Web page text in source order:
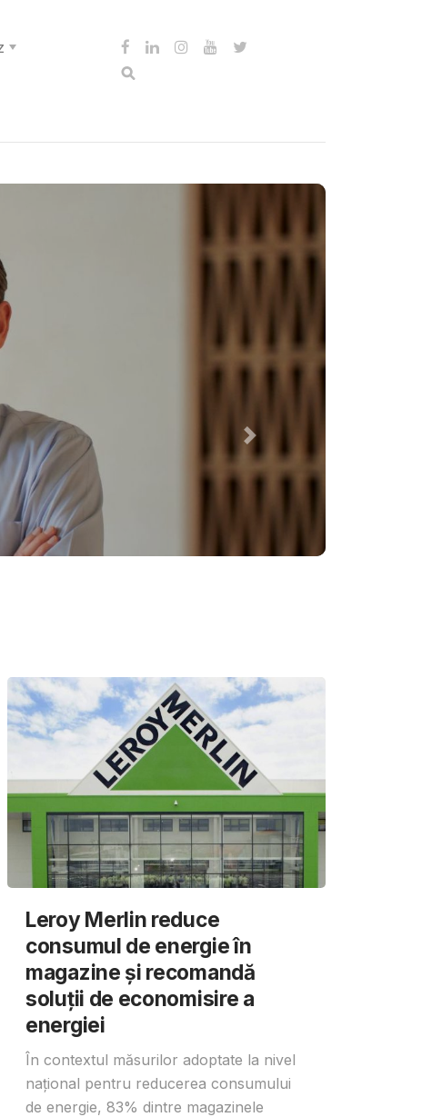
Leroy Merlin reduce
consumul de energie în
magazine și recomandă
soluții de economisire a
energiei
În contextul măsurilor adoptate la nivel
național pentru reducerea consumului
de energie, 83% dintre magazinele